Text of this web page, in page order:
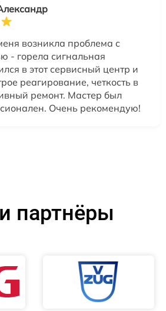
возникла проблема с
- горела сигнальная
в этот сервисный центр и
реагирование, четкость в
ремонт. Мастер был
Очень рекомендую!
партнёры